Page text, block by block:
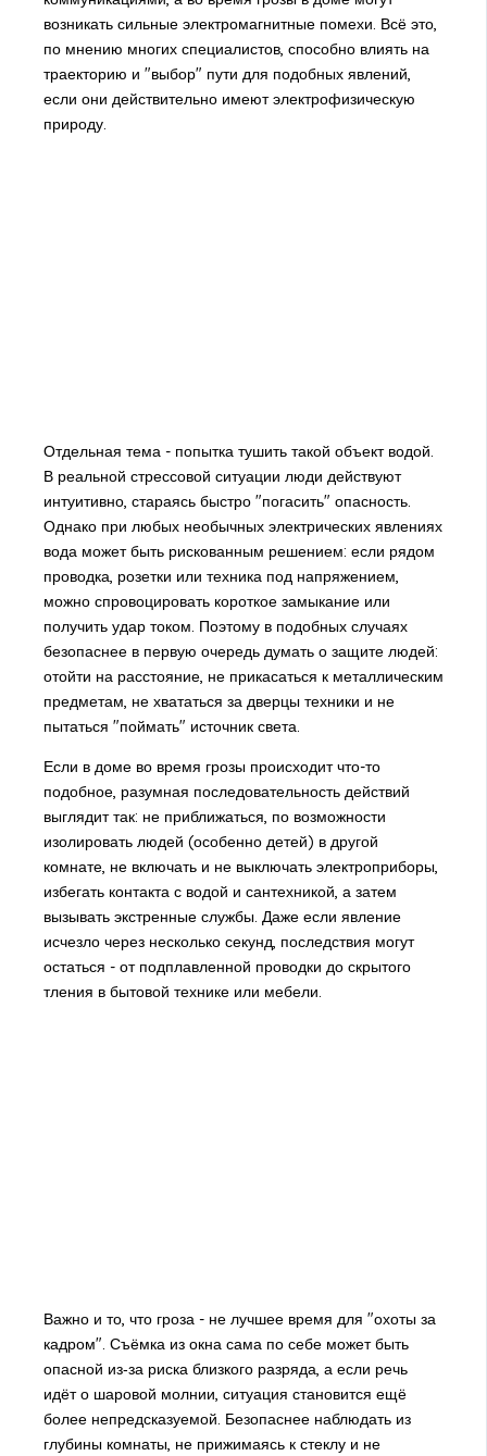
возникать сильные электромагнитные помехи. Всё это,
по мнению многих специалистов, способно влиять на
траекторию и "выбор" пути для подобных явлений,
если они действительно имеют электрофизическую
природу.
Отдельная тема - попытка тушить такой объект водой.
В реальной стрессовой ситуации люди действуют
интуитивно, стараясь быстро "погасить" опасность.
Однако при любых необычных электрических явлениях
вода может быть рискованным решением: если рядом
проводка, розетки или техника под напряжением,
можно спровоцировать короткое замыкание или
получить удар током. Поэтому в подобных случаях
безопаснее в первую очередь думать о защите людей:
отойти на расстояние, не прикасаться к металлическим
предметам, не хвататься за дверцы техники и не
пытаться "поймать" источник света.
Если в доме во время грозы происходит что-то
подобное, разумная последовательность действий
выглядит так: не приближаться, по возможности
изолировать людей (особенно детей) в другой
комнате, не включать и не выключать электроприборы,
избегать контакта с водой и сантехникой, а затем
вызывать экстренные службы. Даже если явление
исчезло через несколько секунд, последствия могут
остаться - от подплавленной проводки до скрытого
тления в бытовой технике или мебели.
Важно и то, что гроза - не лучшее время для "охоты за
кадром". Съёмка из окна сама по себе может быть
опасной из‑за риска близкого разряда, а если речь
идёт о шаровой молнии, ситуация становится ещё
более непредсказуемой. Безопаснее наблюдать из
глубины комнаты, не прижимаясь к стеклу и не